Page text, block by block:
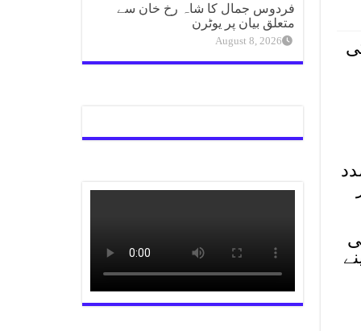
فردوس جمال کا شاہ رخ خان سے
متعلق بیان پر یوٹرن
August 8, 2026